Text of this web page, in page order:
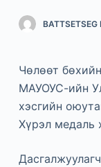
BATTSETSEG
Чөлөөт
МАУОУС-ийн
хэсгийн
Хүрэл медаль